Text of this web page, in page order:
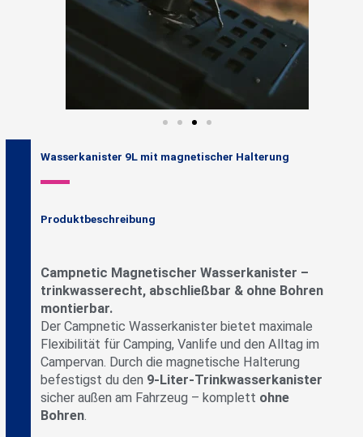
Wasserkanister 9L mit magnetischer Halterung
Produktbeschreibung
Campnetic Magnetischer Wasserkanister –
trinkwasserecht, abschließbar & ohne Bohren
montierbar.
Der Campnetic Wasserkanister bietet maximale
Flexibilität für Camping, Vanlife und den Alltag im
Campervan. Durch die magnetische Halterung
befestigst du den 9‑Liter‑Trinkwasserkanister
sicher außen am Fahrzeug – komplett ohne
Bohren.